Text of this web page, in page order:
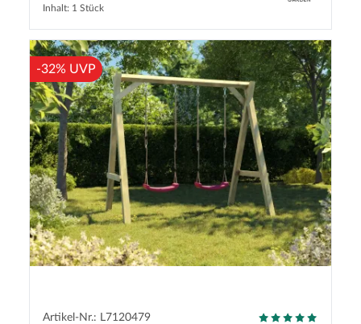
Inhalt: 1 Stück
-32% UVP
Artikel-Nr.: L7120479